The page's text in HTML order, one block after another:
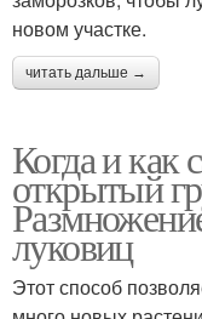
новом участке.
читать дальше →
Когда и как
открытый
луковиц
Этот способ